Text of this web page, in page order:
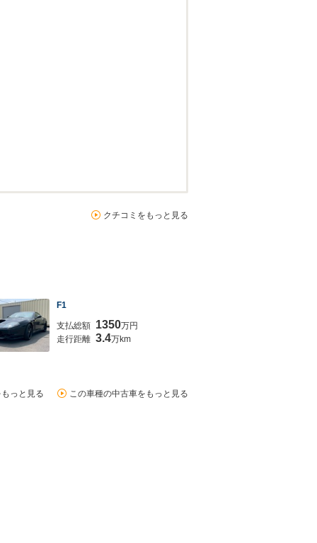
クチコミをもっと見る
F1
支払総額 1350万円
走行距離 3.4万km
っと見る この車種の中古車をもっと見る